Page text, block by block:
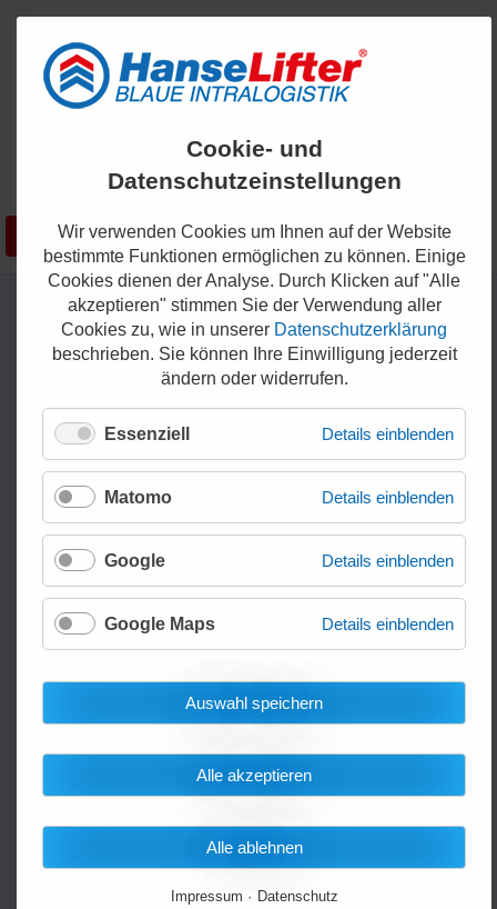
Cookie- und
Datenschutzeinstellungen
Wir verwenden Cookies um Ihnen auf der Website
bestimmte Funktionen ermöglichen zu können. Einige
Cookies dienen der Analyse. Durch Klicken auf "Alle
akzeptieren" stimmen Sie der Verwendung aller
Cookies zu, wie in unserer Datenschutzerklärung
beschrieben. Sie können Ihre Einwilligung jederzeit
ändern oder widerrufen.
Essenziell Details einblenden
Matomo Details einblenden
Google Details einblenden
Google Maps Details einblenden
Auswahl speichern
Alle akzeptieren
Alle ablehnen
Impressum Datenschutz
ENGLISH
KONTAKT
SHOP Suchen
Lastrad 80x60/82x60 mm
für Elektrohubwagen und Deichselstapler
Lenkrad aus Polyurethan